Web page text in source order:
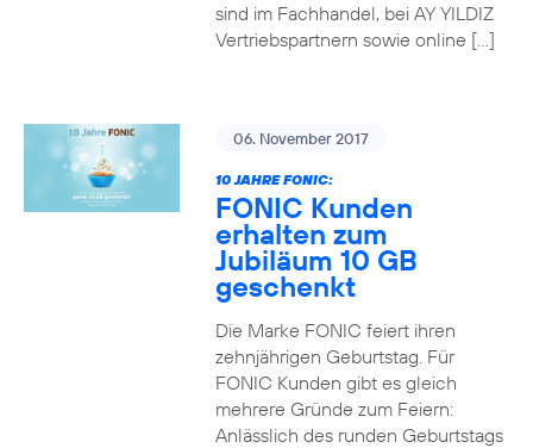
sind im Fachhandel, bei AY YILDIZ
Vertriebspartnern sowie online […]
06. November 2017
10 JAHRE FONIC:
FONIC Kunden
erhalten zum
Jubiläum 10 GB
geschenkt
Die Marke FONIC feiert ihren
zehnjährigen Geburtstag. Für
FONIC Kunden gibt es gleich
mehrere Gründe zum Feiern:
Anlässlich des runden Geburtstags